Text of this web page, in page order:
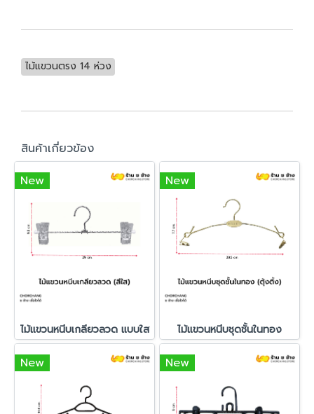
ไม้แขวนตรง 14 ห่วง
สินค้าเกี่ยวข้อง
New
ไม้แขวนหนีบเกลียวลวด แบบใส
New
ไม้แขวนหนีบชุดชั้นในทอง
New New